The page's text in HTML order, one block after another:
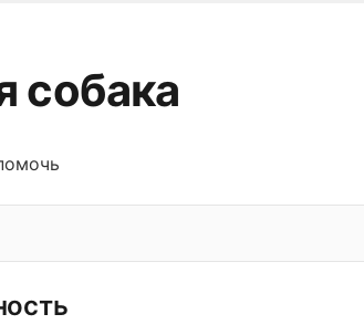
собака